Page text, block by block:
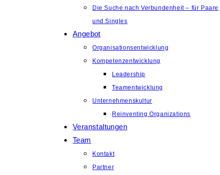
Die Suche nach Verbundenheit – für Paare
und Singles
Angebot
Organisationsentwicklung
Kompetenzentwicklung
Leadership
Teamentwicklung
Unternehmenskultur
Reinventing Organizations
Veranstaltungen
Team
Kontakt
Partner